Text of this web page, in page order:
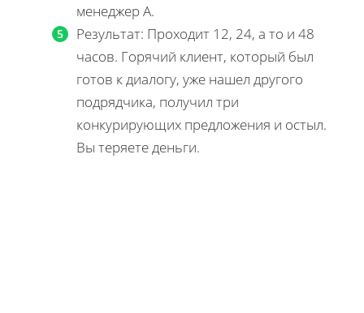
менеджер А.
Результат: Проходит 12, 24, а то и 48
часов. Горячий клиент, который был
готов к диалогу, уже нашел другого
подрядчика, получил три
конкурирующих предложения и остыл.
Вы теряете деньги.